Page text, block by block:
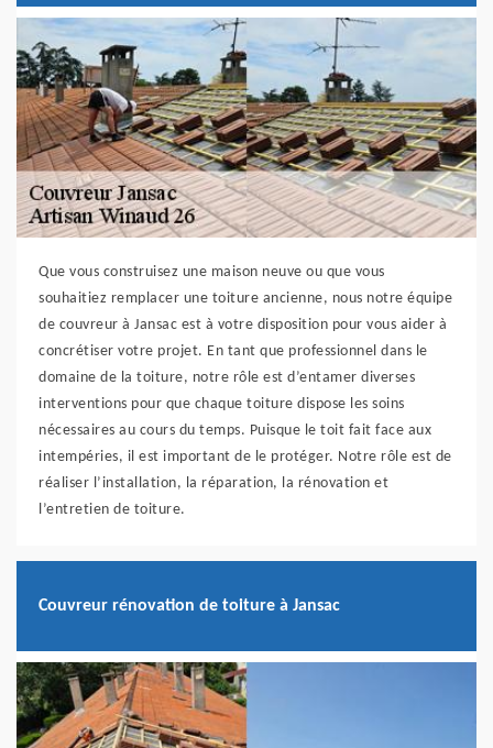
Que vous construisez une maison neuve ou que vous
souhaitiez remplacer une toiture ancienne, nous notre équipe
de couvreur à Jansac est à votre disposition pour vous aider à
concrétiser votre projet. En tant que professionnel dans le
domaine de la toiture, notre rôle est d’entamer diverses
interventions pour que chaque toiture dispose les soins
nécessaires au cours du temps. Puisque le toit fait face aux
intempéries, il est important de le protéger. Notre rôle est de
réaliser l’installation, la réparation, la rénovation et
l’entretien de toiture.
Couvreur rénovation de toiture à Jansac